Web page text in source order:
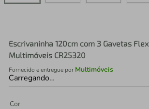
Escrivaninha 120cm com 3 Gavetas Flex
Multimóveis CR25320
Fornecido e entregue por Multimóveis
Carregando…
Cor